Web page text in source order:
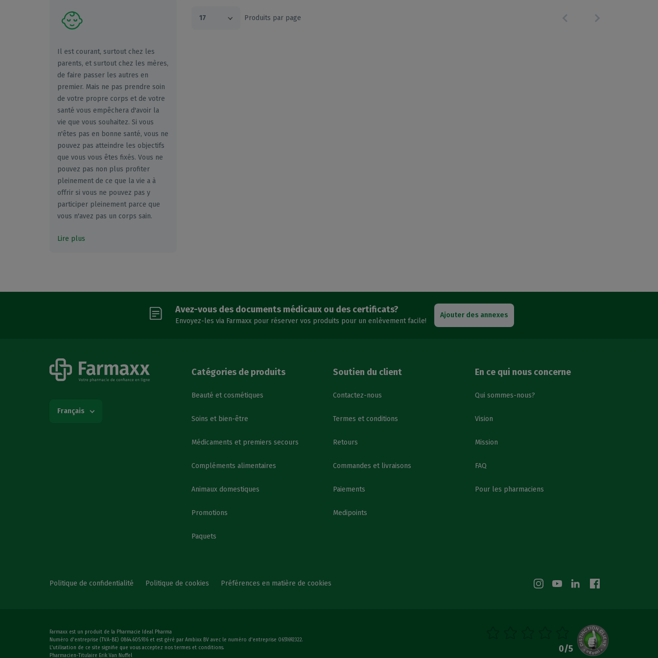
Il est courant, surtout chez les
parents, et surtout chez les mères,
de faire passer les autres en
premier. Mais ne pas prendre soin
de votre propre corps et de votre
santé vous empêchera d'avoir la
vie que vous souhaitez. Si vous
n'êtes pas en bonne santé, vous ne
pouvez pas atteindre les objectifs
que vous vous êtes fixés. Vous ne
pouvez pas non plus profiter
pleinement de ce que la vie a à
offrir si vous ne pouvez pas y
participer pleinement parce que
vous n'avez pas un corps sain.
Lire plus
17 Produits par page
Avez-vous des documents médicaux ou des certificats?
Envoyez-les via Farmaxx pour réserver vos produits pour un enlèvement facile!
Ajouter des annexes
Français
Catégories de produits
Beauté et cosmétiques
Soins et bien-être
Médicaments et premiers secours
Compléments alimentaires
Animaux domestiques
Promotions
Paquets
Soutien du client
Contactez-nous
Termes et conditions
Retours
Commandes et livraisons
Paiements
Medipoints
En ce qui nous concerne
Qui sommes-nous?
Vision
Mission
FAQ
Pour les pharmaciens
Politique de confidentialité Politique de cookies Préférences en matière de cookies
Farmaxx est un produit de la Pharmacie Ideal Pharma
Numéro d'entreprise (TVA-BE) 0864.605.936 et est géré par Ambixx BV avec le numéro d'entreprise 0651692322.
L'utilisation de ce site signifie que vous acceptez nos termes et conditions.
Pharmacien-Titulaire Erik Van Nuffel
0/5